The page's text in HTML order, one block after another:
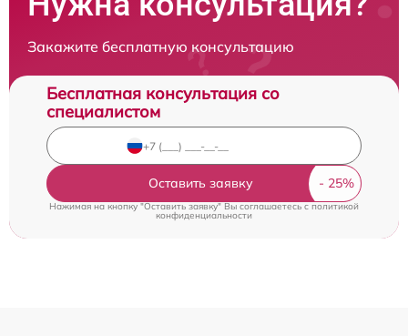
Закажите бесплатную консультацию
Бесплатная консультация со
специалистом
Оставить заявку
Нажимая на кнопку "Оставить заявку" Вы соглашаетесь c политикой
конфиденциальности